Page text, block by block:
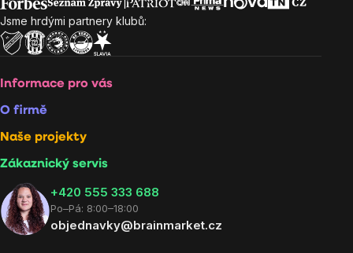
Jsme hrdými partnery klubů:
Informace pro vás
O firmě
Naše projekty
Zákaznický servis
‭+420 555 333 688
Po–Pá: 8:00–18:00
objednavky@brainmarket.cz